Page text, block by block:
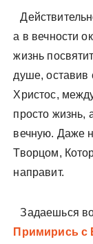
а в вечности
жизнь
душе, оставив
Христос,
просто жизнь,
вечную. Даже
Творцом,
направит.
Задаешься
Примирись с